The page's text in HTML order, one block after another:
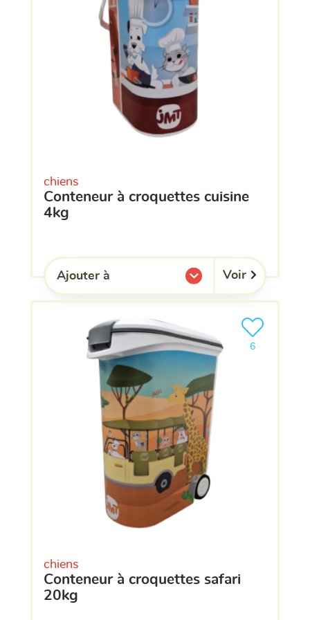
chiens
conteneur à croquettes cuisine
4kg
Ajouter à
l'une de mes listes. Voir
chiens
conteneur à croquettes safari
20kg
6
Ajouter le
clients ont